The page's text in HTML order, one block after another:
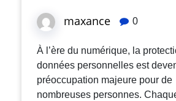
maxance 0
À l’ère du numérique, la
données personnelles est
préoccupation majeure pour de
nombreuses personnes.